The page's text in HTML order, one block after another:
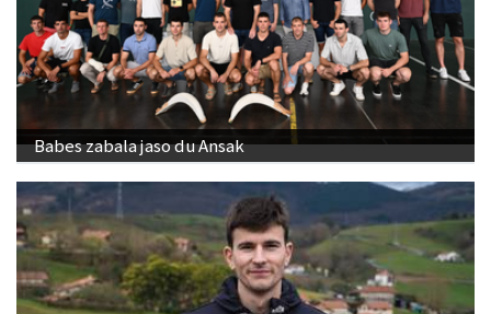
Babes zabala jaso du Ansak